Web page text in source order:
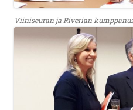
Viiniseuran ja Riverian